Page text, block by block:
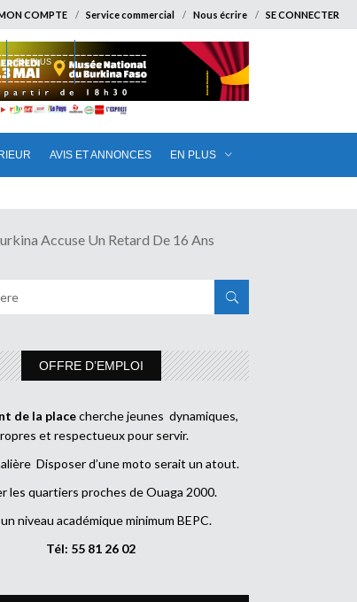
COMPTE Service commercial Nous écrire SE CONNECTER
AVIS ET ANNONCES EN PLUS
EN PLUS
Accuse Un Retard De 16 Ans
OFFRE D’EMPLOI
de la placecherche jeunes dynamiques,
et respectueux pour servir.
Disposer d’une moto serait un atout.
les quartiers proches de Ouaga 2000.
niveau académique minimum BEPC.
Tél: 55 81 26 02